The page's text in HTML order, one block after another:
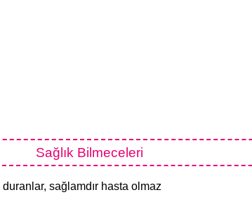
Sağlık Bilmeceleri
sağlamdır hasta olmaz